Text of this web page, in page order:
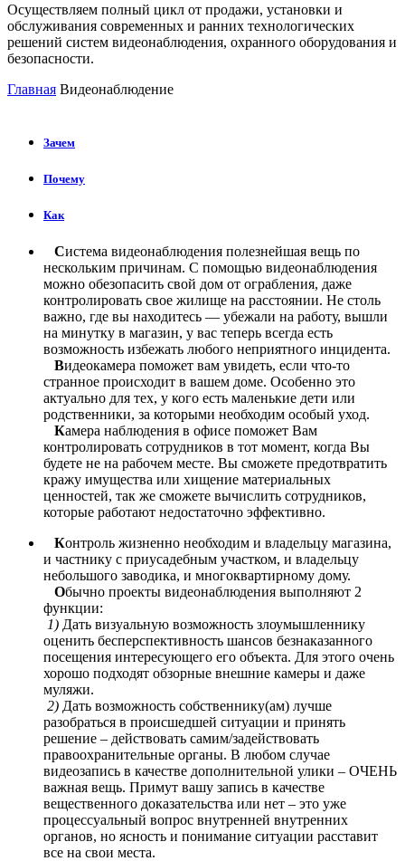
Осуществляем полный цикл от продажи, установки и
обслуживания современных и ранних технологических
решений систем видеонаблюдения, охранного оборудования и
безопасности.
Главная Видеонаблюдение
Зачем
Почему
Как
Система видеонаблюдения полезнейшая вещь по
нескольким причинам. С помощью видеонаблюдения
можно обезопасить свой дом от ограбления, даже
контролировать свое жилище на расстоянии. Не столь
важно, где вы находитесь — убежали на работу, вышли
на минутку в магазин, у вас теперь всегда есть
возможность избежать любого неприятного инцидента.
Видеокамера поможет вам увидеть, если что-то
странное происходит в вашем доме. Особенно это
актуально для тех, у кого есть маленькие дети или
родственники, за которыми необходим особый уход.
Камера наблюдения в офисе поможет Вам
контролировать сотрудников в тот момент, когда Вы
будете не на рабочем месте. Вы сможете предотвратить
кражу имущества или хищение материальных
ценностей, так же сможете вычислить сотрудников,
которые работают недостаточно эффективно.
Контроль жизненно необходим и владельцу магазина,
и частнику с приусадебным участком, и владельцу
небольшого заводика, и многоквартирному дому.
Обычно проекты видеонаблюдения выполняют 2
функции:
1) Дать визуальную возможность злоумышленнику
оценить бесперспективность шансов безнаказанного
посещения интересующего его объекта. Для этого очень
хорошо подходят обзорные внешние камеры и даже
муляжи.
2) Дать возможность собственнику(ам) лучше
разобраться в происшедшей ситуации и принять
решение – действовать самим/задействовать
правоохранительные органы. В любом случае
видеозапись в качестве дополнительной улики – ОЧЕНЬ
важная вещь. Примут вашу запись в качестве
вещественного доказательства или нет – это уже
процессуальный вопрос внутренней внутренних
органов, но ясность и понимание ситуации расставит
все на свои места.